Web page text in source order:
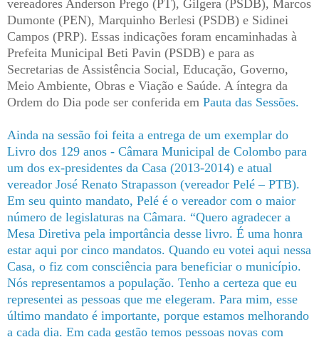
vereadores Anderson Prego (PT), Gilgera (PSDB), Marcos
Dumonte (PEN), Marquinho Berlesi (PSDB) e Sidinei
Campos (PRP). Essas indicações foram encaminhadas à
Prefeita Municipal Beti Pavin (PSDB) e para as
Secretarias de Assistência Social, Educação, Governo,
Meio Ambiente, Obras e Viação e Saúde. A íntegra da
Ordem do Dia pode ser conferida em Pauta das Sessões.
Ainda na sessão foi feita a entrega de um exemplar do
Livro dos 129 anos - Câmara Municipal de Colombo para
um dos ex-presidentes da Casa (2013-2014) e atual
vereador José Renato Strapasson (vereador Pelé – PTB).
Em seu quinto mandato, Pelé é o vereador com o maior
número de legislaturas na Câmara. “Quero agradecer a
Mesa Diretiva pela importância desse livro. É uma honra
estar aqui por cinco mandatos. Quando eu votei aqui nessa
Casa, o fiz com consciência para beneficiar o município.
Nós representamos a população. Tenho a certeza que eu
representei as pessoas que me elegeram. Para mim, esse
último mandato é importante, porque estamos melhorando
a cada dia. Em cada gestão temos pessoas novas com